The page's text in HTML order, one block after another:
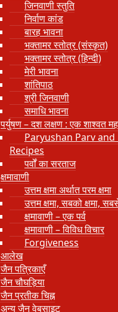
जिनवाणी स्तुति
निर्वाण कांड
बारह भावना
भक्तामर स्तोत्र (संस्कृत)
भक्तामर स्तोत्र (हिन्दी)
मेरी भावना
शांतिपाठ
श्री जिनवाणी
समाधि भावना
पर्युषण – दश लक्षण : एक शाश्वत
Paryushan Parv
Recipes
पर्वों का सरताज
क्षमावाणी
उत्तम क्षमा अर्थात परम क्षमा
उत्तम क्षमा, सबको क्षमा,
क्षमावाणी – एक पर्व
क्षमावाणी – विविध विचार
Forgiveness
आलेख
जैन पत्रिकाएँ
जैन चौघड़िया
जैन प्रतीक चिह्न
अन्य जैन वेबसाइट